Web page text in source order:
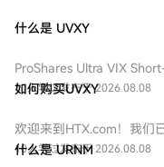
什么是 UVXY
ProShares Ultra VIX
ETF（纽交所 Arca 代码：
ETF 为每日 2 倍杠杆做多
品，挂钩标普 500 短期波
基金通常用于在美股市场
11人学过发布于 2026.08.08
如何购买UVXY
欢迎来到HTX.com！我们
ProShares 两倍做多短期
10人学过发布于 2026.08.08
什么是 URNM